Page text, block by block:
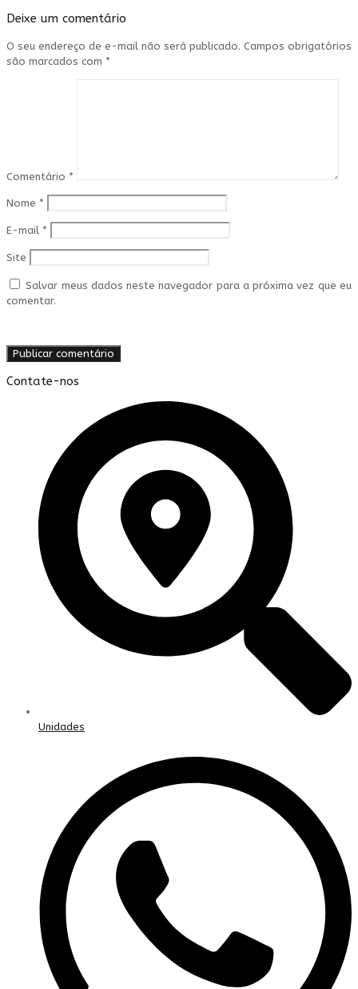
Deixe um comentário
O seu endereço de e-mail não será publicado. Campos obrigatórios
são marcados com *
Comentário *
Nome *
E-mail *
Site
Salvar meus dados neste navegador para a próxima vez que eu
comentar.
Contate-nos
Unidades